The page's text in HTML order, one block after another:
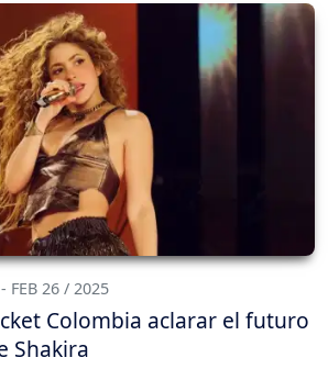
26 / 2025
Colombia aclarar el futuro
Shakira